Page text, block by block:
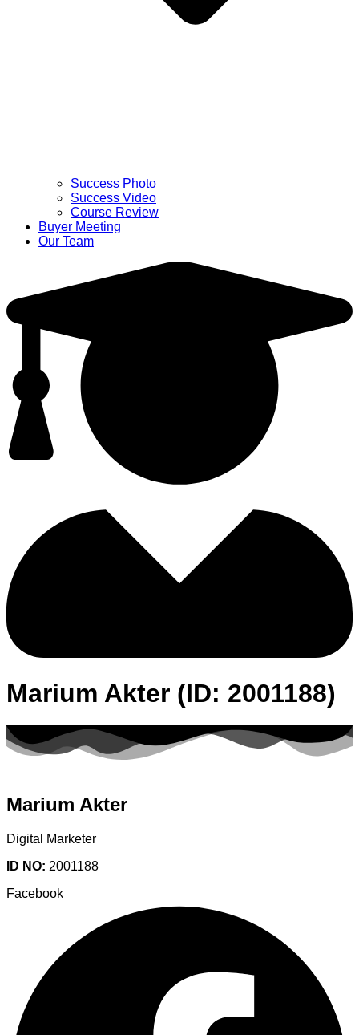
Success Photo
Success Video
Course Review
Buyer Meeting
Our Team
Marium Akter (ID: 2001188)
Marium Akter
Digital Marketer
ID NO: 2001188
Facebook